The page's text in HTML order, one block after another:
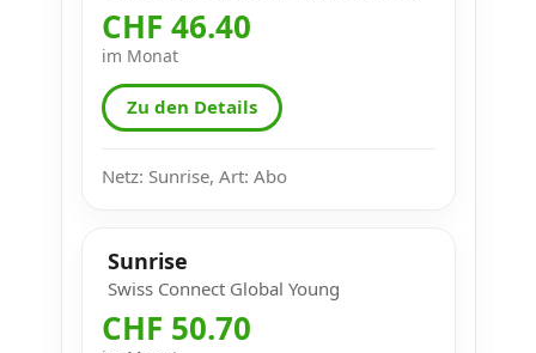
CHF 46.40
im Monat
Zu den Details
Netz: Sunrise, Art: Abo
Sunrise
Swiss Connect Global Young
CHF 50.70